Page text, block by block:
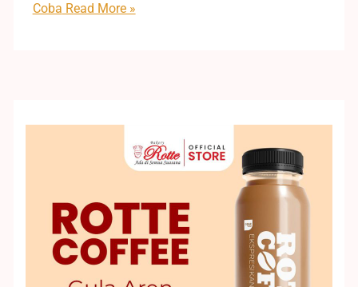
Coba Read More »